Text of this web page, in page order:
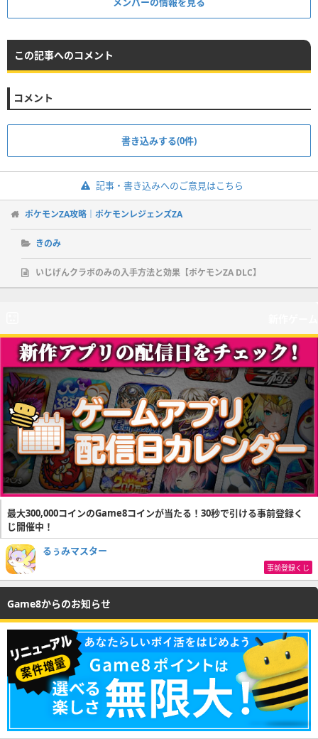
この記事へのコメント
コメント
書き込みする(0件)
記事・書き込みへのご意見はこちら
ポケモンZA攻略｜ポケモンレジェンズZA
きのみ
いじげんクラボのみの入手方法と効果【ポケモンZA DLC】
最大300,000コインのGame8コインが当たる！30秒で引ける事前登録く
じ開催中！
るぅみマスター
事前登録くじ
Game8からのお知らせ